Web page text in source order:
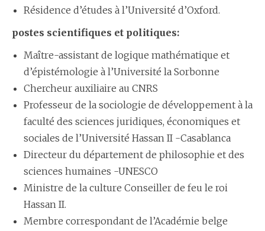
Résidence d’études à l’Université d’Oxford.
postes scientifiques et politiques:
Maître-assistant de logique mathématique et
d’épistémologie à l’Université la Sorbonne
Chercheur auxiliaire au CNRS
Professeur de la sociologie de développement à la
faculté des sciences juridiques, économiques et
sociales de l’Université Hassan II -Casablanca
Directeur du département de philosophie et des
sciences humaines -UNESCO
Ministre de la culture Conseiller de feu le roi
Hassan II.
Membre correspondant de l’Académie belge